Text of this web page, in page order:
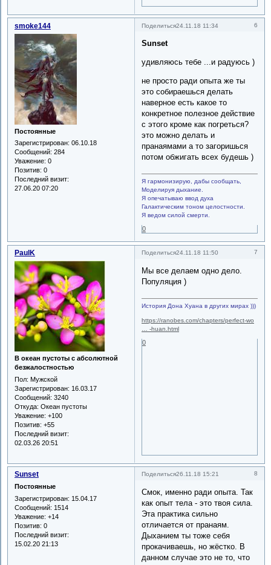
Поделиться 6
24.11.18 11:34
smoke144
Постоянные
Зарегистрирован: 06.10.18
Сообщений: 284
Уважение: 0
Позитив: 0
Последний визит:
27.06.20 07:20
Sunset
удивляюсь тебе ...и радуюсь )
не просто ради опыта же ты
это собираешься делать
наверное есть какое то
конкретное полезное действие
с этого кроме как погреться?
это можно делать и
пранаямами а то загоришься
потом обжигать всех будешь )
Я гармонизирую, дабы сообщать,
Моделируя дыхание.
Я опечатываю ввод духа
Галактическим тоном целостности.
Я ведом силой смерти.
0
Поделиться 7
24.11.18 11:50
PaulK
В океан пустоты с абсолютной
безжалостностью
Пол: Мужской
Зарегистрирован: 16.03.17
Сообщений: 3240
Откуда: Океан пустоты
Уважение: +100
Позитив: +55
Последний визит:
02.03.26 20:51
Мы все делаем одно дело.
Популяция )
История Дона Хуана в других мирах )))
https://ranobes.com/chapters/perfect-wo
… -huan.html
0
Поделиться 8
26.11.18 15:21
Sunset
Постоянные
Зарегистрирован: 15.04.17
Сообщений: 1514
Уважение: +14
Позитив: 0
Последний визит:
15.02.20 21:13
Смок, именно ради опыта. Так
как опыт тела - это твоя сила.
Эта практика сильно
отличается от пранаям.
Дыханием ты тоже себя
прокачиваешь, но жёстко. В
данном случае это не то, что